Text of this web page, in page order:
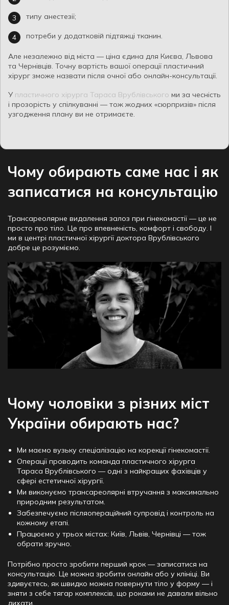
типу анестезії;
потреби у додатковій підтяжці тканин.
Але незалежно від міста — ціна єдина для Києва, Львова
та Чернівців. Точну вартість вашої операції пластичний
хірург зможе назвати після очної або онлайн-консультації.
У пластичного хірурга Тараса Врублівського ми за чесність
і прозорість у спілкуванні — тож жодних «сюрпризів» після
узгодження плану ви не отримаєте.
Чому обирають саме нас і як
записатися на консультацію
Трансареолярне видалення залоз при гінекомастії — це не
просто про тіло. Це про впевненість, комфорт і свободу. І
ми в центрі пластичної хірургії доктора Врублівського
добре це розуміємо.
Чому чоловіки з різних міст
України обирають нас?
Ми маємо вузьку спеціалізацію на корекції гінекомастії.
Операції проводить команда пластичного хірурга
Тараса Врублівського — одні з найкращих фахівців у
сфері естетичної хірургії.
Ми виконуємо трансареолярні втручання з максимально
природним результатом.
Забезпечуємо післяопераційний супровід і контроль на
кожному етапі.
Працюємо у трьох містах: Київ, Львів, Чернівці — тож
обрати зручно.
Потрібно просто зробити перший крок — записатися на
консультацію. Це можна зробити онлайн або у клініці. Ви
здивуєтесь, як швидко можна повернути тіло у форму — і
зняти з себе тягар комплексів, що роками не давали вільно
дихати.